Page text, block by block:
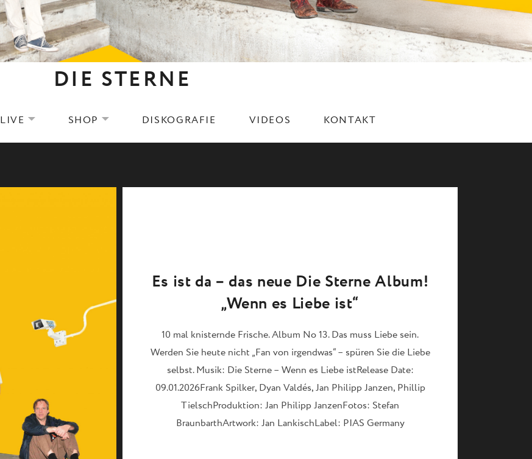
DIE STERNE
LIVE EXPAND SUBMENU
SHOP EXPAND SUBMENU
DISKOGRAFIE VIDEOS KONTAKT
Es ist da – das neue Die Sterne Album!
„Wenn es Liebe ist“
10 mal knisternde Frische. Album No 13. Das muss Liebe sein.
Werden Sie heute nicht „Fan von irgendwas“ – spüren Sie die Liebe
selbst. Musik: Die Sterne – Wenn es Liebe istRelease Date:
09.01.2026Frank Spilker, Dyan Valdés, Jan Philipp Janzen, Phillip
TielschProduktion: Jan Philipp JanzenFotos: Stefan
BraunbarthArtwork: Jan LankischLabel: PIAS Germany